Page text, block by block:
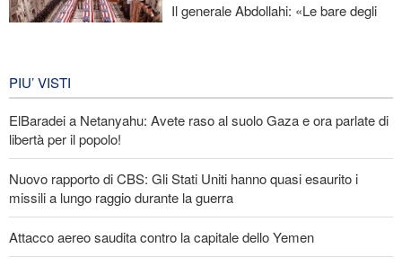
Il generale Abdollahi: «Le bare degli
PIU’ VISTI
ElBaradei a Netanyahu: Avete raso al suolo Gaza e ora parlate di
libertà per il popolo!
Nuovo rapporto di CBS: Gli Stati Uniti hanno quasi esaurito i
missili a lungo raggio durante la guerra
Attacco aereo saudita contro la capitale dello Yemen